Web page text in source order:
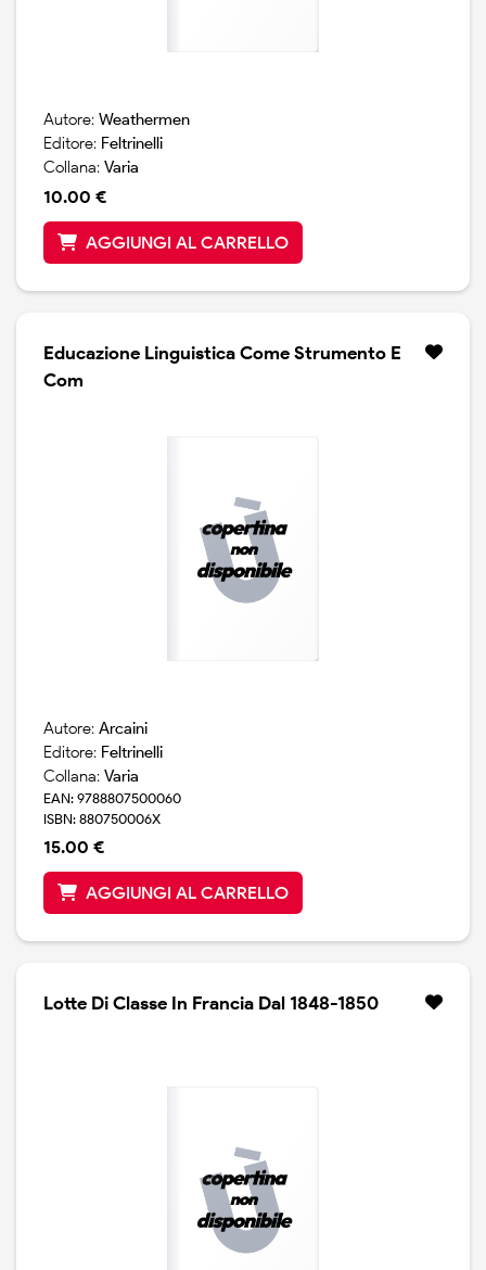
Autore: Weathermen
Editore: Feltrinelli
Collana: Varia
10.00 €
AGGIUNGI AL CARRELLO
Educazione Linguistica Come Strumento E
Com
Autore: Arcaini
Editore: Feltrinelli
Collana: Varia
EAN: 9788807500060
ISBN: 880750006X
15.00 €
AGGIUNGI AL CARRELLO
Lotte Di Classe In Francia Dal 1848-1850